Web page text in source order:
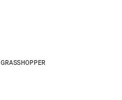
GRASSHOPPER